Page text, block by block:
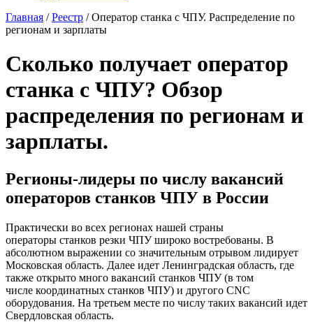
Главная /Реестр / Оператор станка с ЧПУ. Распределение по
регионам и зарплаты
Сколько получает оператор
станка с ЧПУ? Обзор
распределения по регионам и
зарплаты.
Регионы-лидеры по числу вакансий
операторов станков ЧПУ в России
Практически во всех регионах нашей страны
операторы станков резки ЧПУ широко востребованы. В
абсолютном выражении со значительным отрывом лидирует
Московская область. Далее идет Ленинградская область, где
также открыто много вакансий станков ЧПУ (в том
числе координатных станков ЧПУ) и другого СNC
оборудования. На третьем месте по числу таких вакансий идет
Свердловская область.